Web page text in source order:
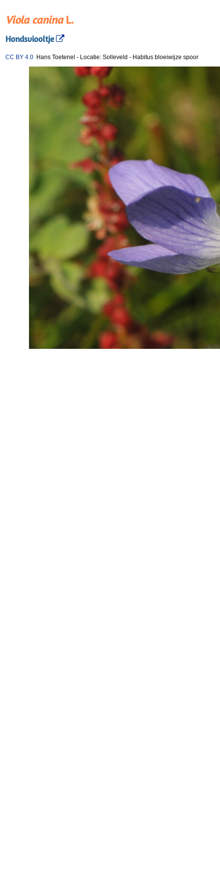
Viola caninaL.
Hondsviooltje
CC BY 4.0 Hans Toetenel - Locatie: Solleveld - Habitus bloeiwijze spoor